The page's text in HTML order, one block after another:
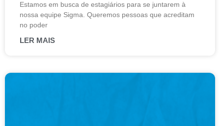
Estamos em busca de estagiários para se juntarem à
nossa equipe Sigma. Queremos pessoas que acreditam
no poder
LER MAIS